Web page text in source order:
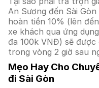
An Sương đến Sài
hoàn tiền 10% (lên
xe khách qua ứng
đa 100k VNĐ) sẽ
trong vòng 2 giờ sau
Mẹo Hay Cho
đi Sài Gòn